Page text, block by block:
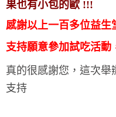
果也有小包的歐 !!!
感謝以上一百多位益生
支持願意參加試吃活
真的很感謝您，這次舉
支持